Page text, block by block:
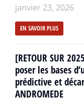
janvier 23, 2026
EN SAVOIR PLUS
[RETOUR SUR
poser les bases
prédictive et
ANDROMEDE